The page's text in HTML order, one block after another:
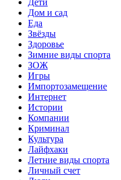
Дом и сад
Еда
Звёзды
Здоровье
Зимние виды спорта
ЗОЖ
Игры
Импортозамещение
Интернет
Истории
Компании
Криминал
Культура
Лайфхаки
Летние виды спорта
Личный счет